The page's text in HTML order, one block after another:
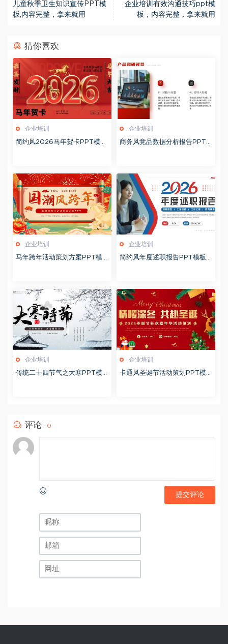
儿童秋季卫生知识宣传PPT模
板,内容完整，拿来就用
企业培训有效沟通技巧ppt模
板，内容完整，拿来就用
猜你喜欢
企业培训
简约风2026马年贺卡PPT模板
企业培训
商务风竞品数据分析报告PPT
企业培训
马年跨年活动策划方案PPT模
企业培训
简约风年度述职报告PPT模板2
企业培训
传统二十四节气之大寒PPT模
企业培训
卡通风圣诞节活动策划PPT模
评论 0
提交评论